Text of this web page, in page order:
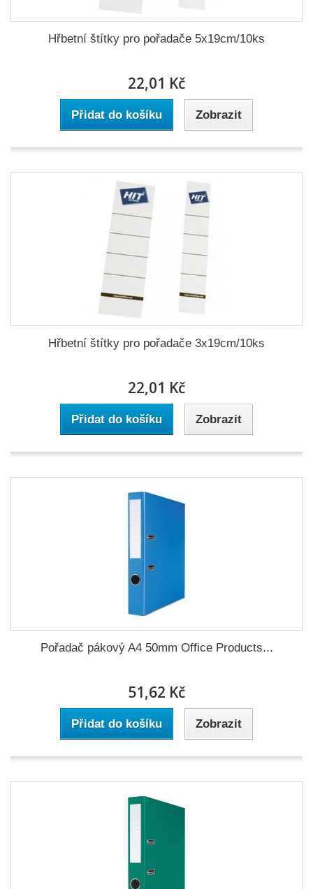
Hřbetní štítky pro pořadače 5x19cm/10ks
22,01 Kč
Přidat do košíku Zobrazit
Hřbetní štítky pro pořadače 3x19cm/10ks
22,01 Kč
Přidat do košíku Zobrazit
Pořadač pákový A4 50mm Office Products...
51,62 Kč
Přidat do košíku Zobrazit